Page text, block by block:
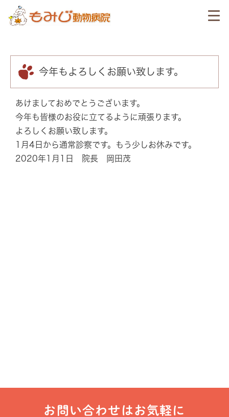
今年もよろしくお願い致します。
あけましておめでとうございます。
今年も皆様のお役に立てるように頑張ります。
よろしくお願い致します。
1月4日から通常診察です。もう少しお休みです。
2020年1月1日 院長 岡田茂
お問い合わせはお気軽に